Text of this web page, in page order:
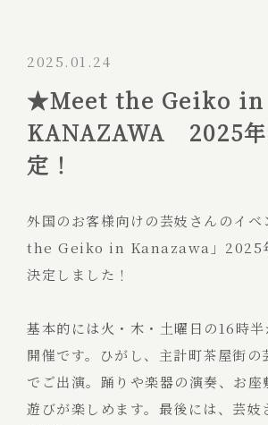
2025.01.24
★Meet the Geiko in
KANAZAWA 2025年
定！
外国のお客様向けの芸妓さんのイ
the Geiko in Kanazawa」2025
決定しました！
基本的には火・木・土曜日の16時
開催です。ひがし、主計町茶屋街の
でご出演。踊りや楽器の演奏、お座
遊びが楽しめます。最後には、芸妓